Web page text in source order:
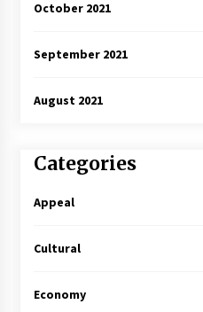
October 2021
September 2021
August 2021
Categories
Appeal
Cultural
Economy